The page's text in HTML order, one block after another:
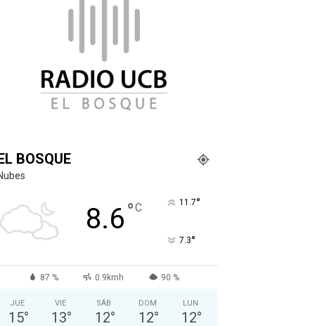
BOSQUE
8.6°C 11.7°
7.3°
87 % 0.9kmh 90 %
JUE
15°
VIE
13°
SÁB
12°
DOM
12°
LUN
12°